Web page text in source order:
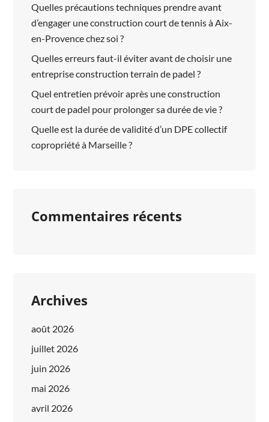
Quelles précautions techniques prendre avant
d’engager une construction court de tennis à Aix-
en-Provence chez soi ?
Quelles erreurs faut-il éviter avant de choisir une
entreprise construction terrain de padel ?
Quel entretien prévoir après une construction
court de padel pour prolonger sa durée de vie ?
Quelle est la durée de validité d’un DPE collectif
copropriété à Marseille ?
Commentaires récents
Archives
août 2026
juillet 2026
juin 2026
mai 2026
avril 2026